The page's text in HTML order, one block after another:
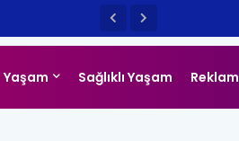
Yaşam Sağlıklı Yaşam Reklam